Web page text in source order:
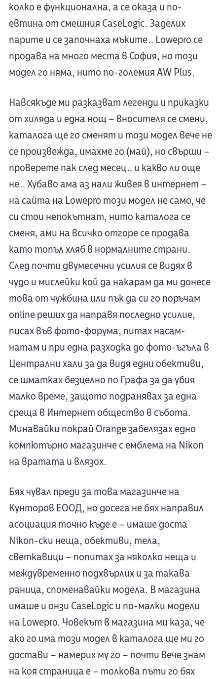
колко е функционална, а се оказа и по-
евтина от смешния CaseLogic. Заделих
парите и се започнаха мъките… Lowepro се
продава на много места в София, но този
модел го няма, нито по-големия AW Plus.
Навсякъде ми разказват легенди и приказки
от хиляда и една нощ – вносителя се смени,
каталога ще го сменят и този модел вече не
се произвежда, имахме го (май), но свърши –
проверете пак след месец… и какво ли още
не… Хубаво ама аз нали живея в интернет –
на сайта на Lowepro този модел не само, че
си стои непокътнат, нито каталога се
сменя, ами на всичко отгоре се продава
като топъл хляб в нормалните страни.
След почти двумесечни усилия се видях в
чудо и мислейки кой да накарам да ми донесе
това от чужбина или пък да си го поръчам
online реших да направя последно усилие,
писах във фото-форума, питах насам-
натам и при една разходка до фото-ъгъла в
Централни хали за да видя едни обективи,
се шматках безцелно по Графа за да убия
малко време, защото подранявах за една
среща в Интернет общество в събота.
Минавайки покрай Orange забелязах едно
компютърно магазинче с емблема на Nikon
на вратата и влязох.
Бях чувал преди за това магазинче на
Кунторов ЕООД, но досега не бях направил
асоциация точно къде е – имаше доста
Nikon-ски неща, обективи, тела,
светкавици – попитах за няколко неща и
междувременно подхвърлих и за такава
раница, споменавайки модела. В магазина
имаше и онзи CaseLogic и по-малки модели
на Lowepro. Човекът в магазина ми каза, че
ако го има този модел в каталога ще ми го
достави – намерих му го – почти вече знам
на коя страница е – толкова пъти го бях